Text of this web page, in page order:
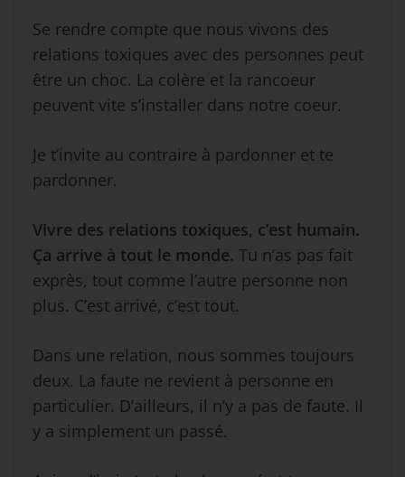
Se rendre compte que nous vivons des
relations toxiques avec des personnes peut
être un choc. La colère et la rancoeur
peuvent vite s’installer dans notre coeur.
Je t’invite au contraire à pardonner et te
pardonner.
Vivre des relations toxiques, c’est humain.
Ça arrive à tout le monde. Tu n’as pas fait
exprès, tout comme l’autre personne non
plus. C’est arrivé, c’est tout.
Dans une relation, nous sommes toujours
deux. La faute ne revient à personne en
particulier. D’ailleurs, il n’y a pas de faute. Il
y a simplement un passé.